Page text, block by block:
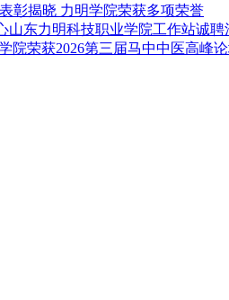
彰揭晓 力明学院荣获多项荣誉
山东力明科技职业学院工作站诚聘
院荣获2026第三届马中中医高峰